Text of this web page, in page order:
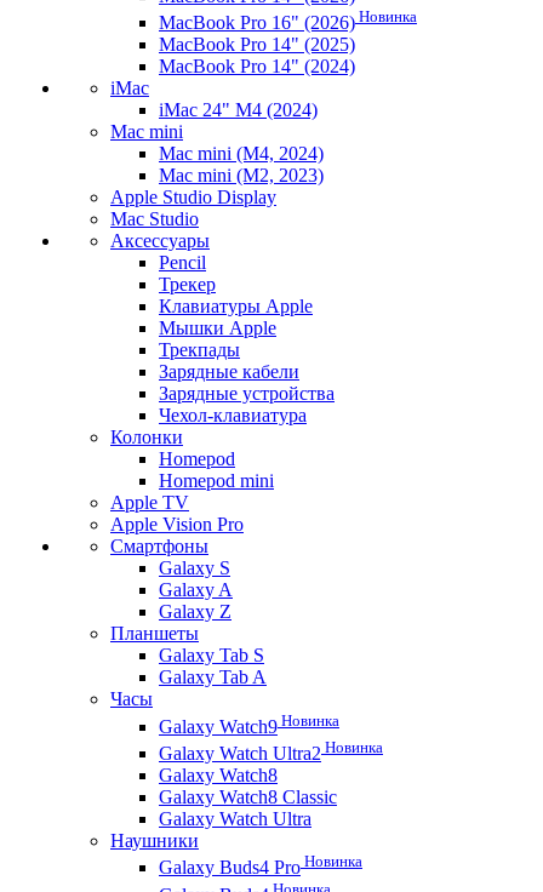
MacBook Pro 16" (2026) Новинка
MacBook Pro 14" (2025)
MacBook Pro 14" (2024)
iMac
iMac 24" M4 (2024)
Mac mini
Mac mini (M4, 2024)
Mac mini (M2, 2023)
Apple Studio Display
Mac Studio
Аксессуары
Pencil
Трекер
Клавиатуры Apple
Мышки Apple
Трекпады
Зарядные кабели
Зарядные устройства
Чехол-клавиатура
Колонки
Homepod
Homepod mini
Apple TV
Apple Vision Pro
Смартфоны
Galaxy S
Galaxy A
Galaxy Z
Планшеты
Galaxy Tab S
Galaxy Tab A
Часы
Galaxy Watch9 Новинка
Galaxy Watch Ultra2 Новинка
Galaxy Watch8
Galaxy Watch8 Classic
Galaxy Watch Ultra
Наушники
Galaxy Buds4 Pro Новинка
Новинка